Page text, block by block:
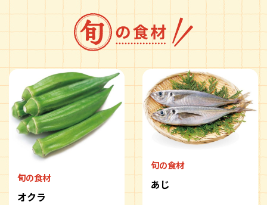
旬の食材
オクラ
旬の食材
あじ